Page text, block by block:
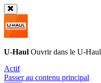
U-Haul Ouvrir dans le U-Haul
Actif
Passer au contenu principal